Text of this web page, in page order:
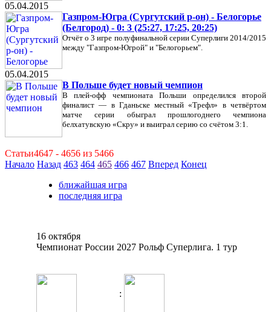
05.04.2015
Газпром-Югра (Сургутский р-он) - Белогорье
(Белгород) - 0: 3 (25:27, 17:25, 20:25)
Отчёт о 3 игре полуфинальной серии Суперлиги 2014/2015
между "Газпром-Югрой" и "Белогорьем".
05.04.2015
В Польше будет новый чемпион
В плей-офф чемпионата Польши определился второй
финалист — в Гданьске местный «Трефл» в четвёртом
матче серии обыграл прошлогоднего чемпиона
белхатувскую «Скру» и выиграл серию со счётом 3:1.
Статьи4647 - 4656 из 5466
Начало Назад 463 464 465 466 467 Вперед Конец
ближайшая игра
последняя игра
16 октября
Чемпионат России 2027 Рольф Суперлига. 1 тур
: